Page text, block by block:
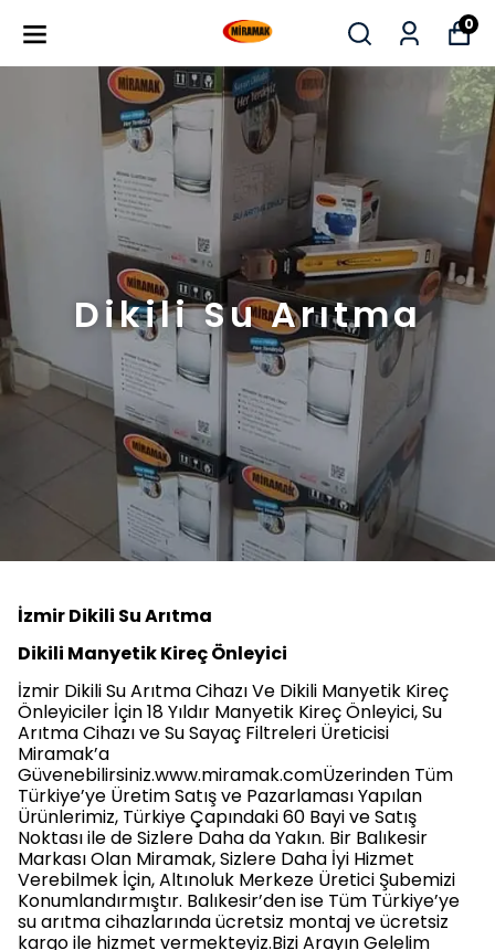
0
Dikili Su Arıtma
İzmir Dikili Su Arıtma
Dikili Manyetik Kireç Önleyici
İzmir Dikili Su Arıtma Cihazı Ve Dikili Manyetik Kireç
Önleyiciler İçin 18 Yıldır Manyetik Kireç Önleyici, Su
Arıtma Cihazı ve Su Sayaç Filtreleri Üreticisi
Miramak’a
Güvenebilirsiniz.www.miramak.comÜzerinden Tüm
Türkiye’ye Üretim Satış ve Pazarlaması Yapılan
Ürünlerimiz, Türkiye Çapındaki 60 Bayi ve Satış
Noktası ile de Sizlere Daha da Yakın. Bir Balıkesir
Markası Olan Miramak, Sizlere Daha İyi Hizmet
Verebilmek İçin, Altınoluk Merkeze Üretici Şubemizi
Konumlandırmıştır. Balıkesir’den ise Tüm Türkiye’ye
su arıtma cihazlarında ücretsiz montaj ve ücretsiz
kargo ile hizmet vermekteyiz.Bizi Arayın Gelelim